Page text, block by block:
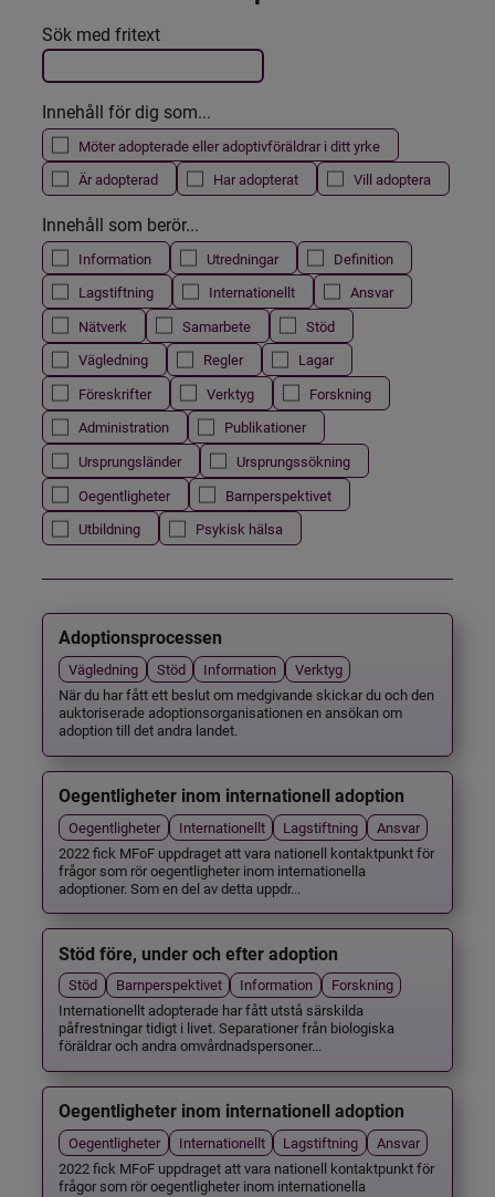
Filtrera resultatet
Det här formuläret postas automatiskt
Sök med fritext
Innehåll för dig som...
Möter adopterade eller adoptivföräldrar i ditt yrke
Är adopterad
Har adopterat Vill adoptera
Innehåll som berör...
Information Utredningar
Definition
Lagstiftning
Internationellt
Ansvar
Nätverk
Samarbete
Stöd
Vägledning
Regler
Lagar
Föreskrifter
Verktyg
Forskning
Administration
Publikationer
Ursprungsländer
Ursprungssökning
Oegentligheter
Barnperspektivet
Utbildning
Psykisk hälsa
Adoptionsprocessen
Vägledning Stöd Information
Verktyg
När du har fått ett beslut om medgivande skickar du och den
auktoriserade adoptionsorganisationen en ansökan om
adoption till det andra landet.
Oegentligheter inom internationell adoption
Oegentligheter Internationellt Lagstiftning
Ansvar
2022 fick MFoF uppdraget att vara nationell kontaktpunkt för
frågor som rör oegentligheter inom internationella
adoptioner. Som en del av detta uppdr...
Stöd före, under och efter adoption
Stöd Barnperspektivet Information
Forskning
Internationellt adopterade har fått utstå särskilda
påfrestningar tidigt i livet. Separationer från biologiska
föräldrar och andra omvårdnadspersoner...
Oegentligheter inom internationell adoption
Oegentligheter Internationellt Lagstiftning
Ansvar
2022 fick MFoF uppdraget att vara nationell kontaktpunkt för
frågor som rör oegentligheter inom internationella